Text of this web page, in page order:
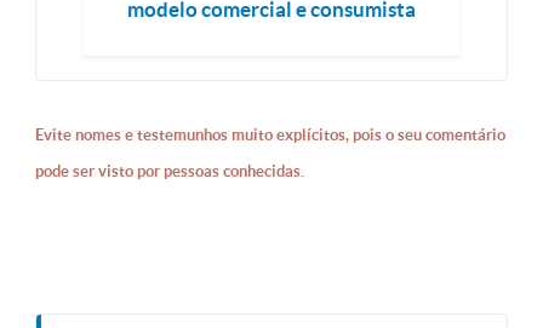
modelo comercial e consumista
Evite nomes e testemunhos muito explícitos, pois o seu comentário
pode ser visto por pessoas conhecidas.